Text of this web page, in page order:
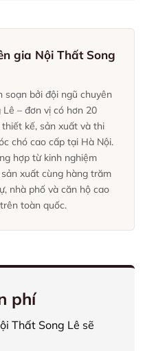
gia Nội Thất Song
soạn bởi đội ngũ chuyên
– đơn vị có hơn 20
kế, sản xuất và thi
chó cao cấp tại Hà Nội.
hợp từ kinh nghiệm
xuất cùng hàng trăm
nhà phố và căn hộ cao
toàn quốc.
phí
Thất Song Lê sẽ